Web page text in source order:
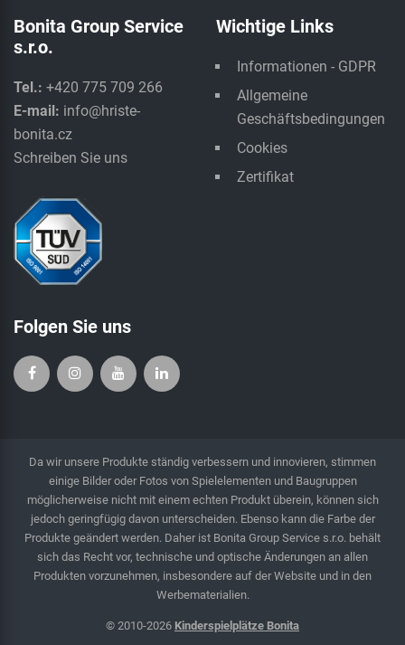
Bonita Group Service
s.r.o.
Tel.: +420 775 709 266
E-mail: info@hriste-
bonita.cz
Schreiben Sie uns
Wichtige Links
Informationen - GDPR
Allgemeine
Geschäftsbedingungen
Cookies
Zertifikat
Folgen Sie uns
Da wir unsere Produkte ständig verbessern und innovieren, stimmen
einige Bilder oder Fotos von Spielelementen und Baugruppen
möglicherweise nicht mit einem echten Produkt überein, können sich
jedoch geringfügig davon unterscheiden. Ebenso kann die Farbe der
Produkte geändert werden. Daher ist Bonita Group Service s.r.o. behält
sich das Recht vor, technische und optische Änderungen an allen
Produkten vorzunehmen, insbesondere auf der Website und in den
Werbematerialien.
© 2010-2026 Kinderspielplätze Bonita